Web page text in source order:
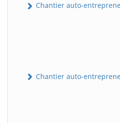
Chantier auto-
Chantier auto-